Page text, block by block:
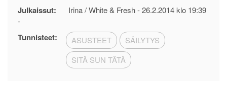
Julkaissut: Irina / White & Fresh -26.2.2014 klo 19:39
-
Tunnisteet: ASUSTEET
SÄILYTYS
SITÄ SUN TÄTÄ